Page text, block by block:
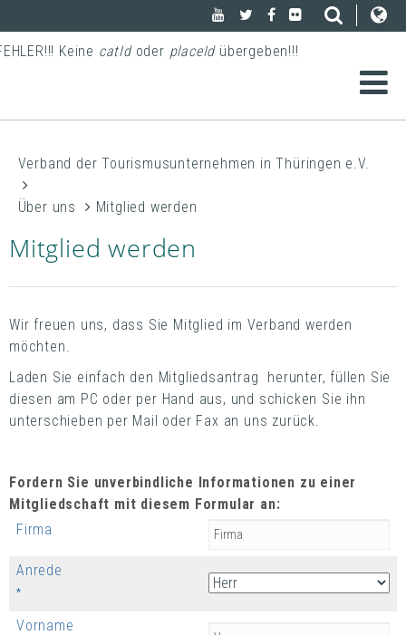
Keine catIdoder placeIdübergeben!!!
Verband der Tourismusunternehmen in Thüringen e.V.
Über uns Mitglied werden
Mitglied werden
Wir freuen uns, dass Sie Mitglied im Verband werden
möchten.
Laden Sie einfach den Mitgliedsantrag herunter, füllen Sie
diesen am PC oder per Hand aus, und schicken Sie ihn
unterschieben per Mail oder Fax an uns zurück.
Fordern Sie unverbindliche Informationen zu einer
Mitgliedschaft mit diesem Formular an:
Firma
Anrede
*
Vorname